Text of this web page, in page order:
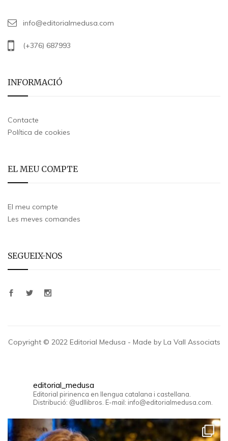
info@editorialmedusa.com
(+376) 687993
INFORMACIÓ
Contacte
Política de cookies
EL MEU COMPTE
El meu compte
Les meves comandes
SEGUEIX-NOS
Copyright © 2022 Editorial Medusa - Made by La Vall Associats
editorial_medusa
Editorial pirinenca en llengua catalana i castellana.
Distribució: @udllibros. E-mail: info@editorialmedusa.com.